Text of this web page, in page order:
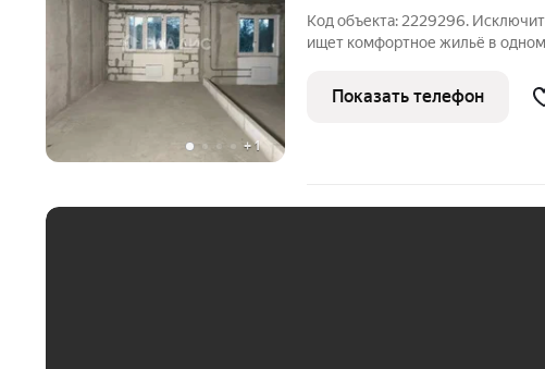
+1
Код объекта: 2229296.
ищет комфортное жильё в
37,9 кв. м в Новомосковском
Внуково, деревня
Показать телефон